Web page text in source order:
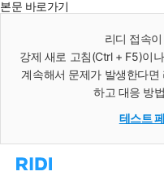
본문 바로가기
리디 접속
강제 새로 고침(Ctrl + F5)이
계속해서 문제가 발생한다
하고 대응 방
테스트
리